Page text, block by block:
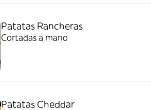
Patatas Rancheras
Cortadas a mano
Patatas Cheddar